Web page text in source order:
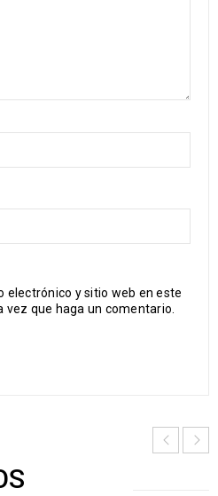
electrónico y sitio web en este
que haga un comentario.